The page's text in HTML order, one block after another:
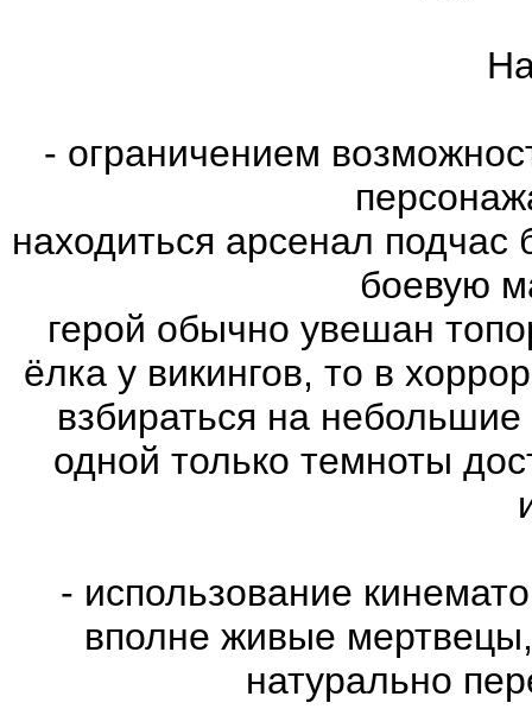
- ограничением
находиться арсенал
боевую
герой обычно увешан
ёлка у викингов, то в
взбираться на
одной только темноты
- использование
вполне живые
натурально